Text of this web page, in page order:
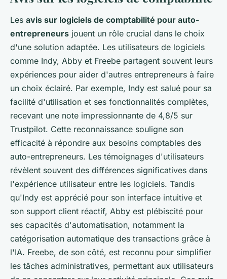
Les avis sur logiciels de comptabilité pour auto-
entrepreneurs jouent un rôle crucial dans le choix
d'une solution adaptée. Les utilisateurs de logiciels
comme Indy, Abby et Freebe partagent souvent leurs
expériences pour aider d'autres entrepreneurs à faire
un choix éclairé. Par exemple, Indy est salué pour sa
facilité d'utilisation et ses fonctionnalités complètes,
recevant une note impressionnante de 4,8/5 sur
Trustpilot. Cette reconnaissance souligne son
efficacité à répondre aux besoins comptables des
auto-entrepreneurs. Les témoignages d'utilisateurs
révèlent souvent des différences significatives dans
l'expérience utilisateur entre les logiciels. Tandis
qu'Indy est apprécié pour son interface intuitive et
son support client réactif, Abby est plébiscité pour
ses capacités d'automatisation, notamment la
catégorisation automatique des transactions grâce à
l'IA. Freebe, de son côté, est reconnu pour simplifier
les tâches administratives, permettant aux utilisateurs